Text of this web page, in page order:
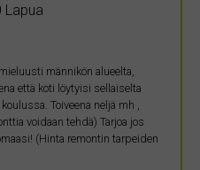
Lapua
männikön alueelta,
että koti löytyisi sellaiselta
Toiveena neljä mh ,
voidaan tehdä) Tarjoa jos
(Hinta remontin tarpeiden